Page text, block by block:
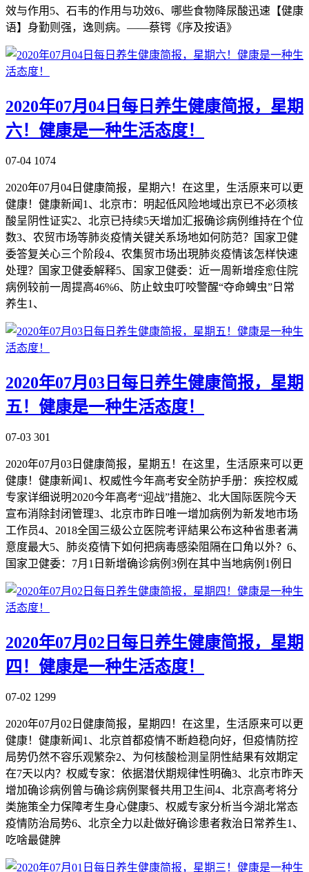
效与作用5、石韦的作用与功效6、哪些食物降尿酸迅速【健康
语】身勤则强，逸则病。——蔡锷《序及按语》
2020年07月04日每日养生健康简报，星期
六！健康是一种生活态度！
07-04 1074
2020年07月04日健康简报，星期六！在这里，生活原来可以更
健康！健康新闻1、北京市：明起低风险地域出京已不必须核
酸呈阴性证实2、北京已持续5天增加汇报确诊病例维持在个位
数3、农贸市场等肺炎疫情关键关系场地如何防范？国家卫健
委答复关心三个阶段4、农集贸市场出現肺炎疫情该怎样快速
处理？国家卫健委解释5、国家卫健委：近一周新增痊愈住院
病例较前一周提高46%6、防止蚊虫叮咬警醒“夺命蜱虫”日常
养生1、
2020年07月03日每日养生健康简报，星期
五！健康是一种生活态度！
07-03 301
2020年07月03日健康简报，星期五！在这里，生活原来可以更
健康！健康新闻1、权威性今年高考安全防护手册：疾控权威
专家详细说明2020今年高考“迎战”措施2、北大国际医院今天
宣布消除封闭管理3、北京市昨日唯一增加病例为新发地市场
工作员4、2018全国三级公立医院考评結果公布这种省患者满
意度最大5、肺炎疫情下如何把病毒感染阻隔在口角以外？6、
国家卫健委：7月1日新增确诊病例3例在其中当地病例1例日
2020年07月02日每日养生健康简报，星期
四！健康是一种生活态度！
07-02 1299
2020年07月02日健康简报，星期四！在这里，生活原来可以更
健康！健康新闻1、北京首都疫情不断趋稳向好，但疫情防控
局势仍然不容乐观繁杂2、为何核酸检测呈阴性結果有效期定
在7天以内？权威专家：依据潜伏期规律性明确3、北京市昨天
增加确诊病例曾与确诊病例聚餐共用卫生间4、北京高考将分
类施策全力保障考生身心健康5、权威专家分析当今湖北常态
疫情防治局势6、北京全力以赴做好确诊患者救治日常养生1、
吃啥最健脾